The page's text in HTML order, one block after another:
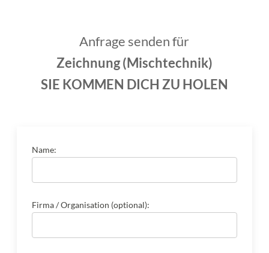
Anfrage senden für
Zeichnung (Mischtechnik)
SIE KOMMEN DICH ZU HOLEN
Name:
Firma / Organisation (optional):